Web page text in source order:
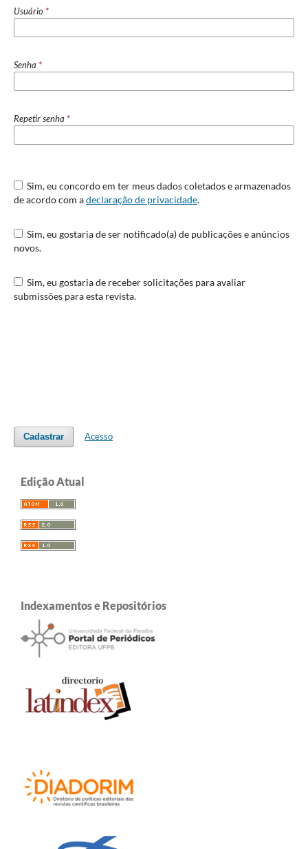
Usuário *
Senha *
Repetir senha *
Sim, eu concordo em ter meus dados coletados e armazenados
de acordo com adeclaração de privacidade.
Sim, eu gostaria de ser notificado(a) de publicações e anúncios
novos.
Sim, eu gostaria de receber solicitações para avaliar
submissões para esta revista.
Cadastrar Acesso
Edição Atual
Indexamentos e Repositórios